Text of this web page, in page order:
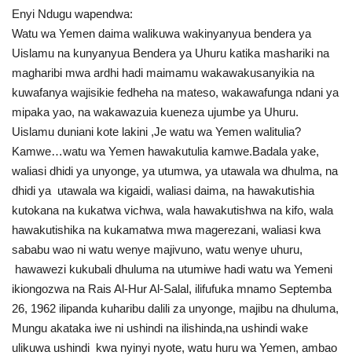
Nafasi
Washiriki
Video
Maonyesho
Wadhamini
Language
English Swahili español
French Arabic
Enyi Ndugu wapendwa:
Watu wa Yemen daima walikuwa wakinyanyua bendera ya
Uislamu na kunyanyua Bendera ya Uhuru katika mashariki na
magharibi mwa ardhi hadi maimamu wakawakusanyikia na
kuwafanya wajisikie fedheha na mateso, wakawafunga ndani ya
mipaka yao, na wakawazuia kueneza ujumbe ya Uhuru.
Uislamu duniani kote lakini ,Je watu wa Yemen walitulia?
Kamwe…watu wa Yemen hawakutulia kamwe.Badala yake,
waliasi dhidi ya unyonge, ya utumwa, ya utawala wa dhulma, na
dhidi ya utawala wa kigaidi, waliasi daima, na hawakutishia
kutokana na kukatwa vichwa, wala hawakutishwa na kifo, wala
hawakutishika na kukamatwa mwa magerezani, waliasi kwa
sababu wao ni watu wenye majivuno, watu wenye uhuru,
hawawezi kukubali dhuluma na utumiwe hadi watu wa Yemeni
ikiongozwa na Rais Al-Hur Al-Salal, ilifufuka mnamo Septemba
26, 1962 ilipanda kuharibu dalili za unyonge, majibu na dhuluma,
Mungu akataka iwe ni ushindi na ilishinda,na ushindi wake
ulikuwa ushindi kwa nyinyi nyote, watu huru wa Yemen, ambao